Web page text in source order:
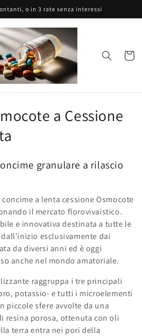
o in 3 rate senza interessi
Carrello
a Cessione
granulare a rilascio
a lenta cessione Osmocote
il mercato florovivaistico.
e innovativa destinata a tutte le
esclusivamente dai
da diversi anni ed è oggi
anche nel mondo amatoriale.
raggruppa i tre principali
potassio- e tutti i microelementi
piccole sfere avvolte da una
resina porosa, ottenuta con oli
terra entra nei pori della